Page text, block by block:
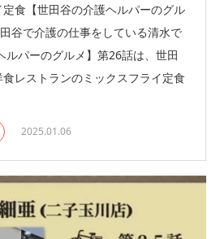
食【世田谷の介護ヘルパーのグル
谷で介護の仕事をしている清水で
ルパーのグルメ】第26話は、世田
レストランのミックスフライ定食
2025.01.06